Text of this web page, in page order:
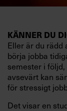
KÄNNER DU
Eller är du rädd
börja jobba
semester i
avsevärt kan
för stressigt
Det visar en